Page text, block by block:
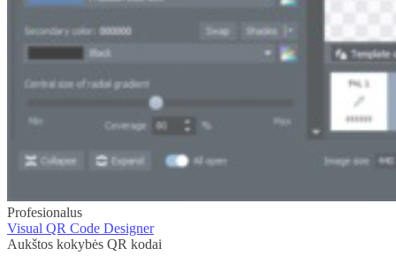
Profesionalus
Visual QR Code Designer
Aukštos kokybės QR kodai